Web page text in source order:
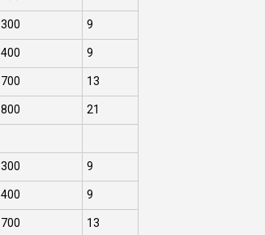
300 9
400 9
700 13
800 21
300 9
400 9
700 13